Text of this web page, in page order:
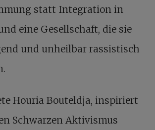
statt Integration in
eine Gesellschaft, die sie
und unheilbar rassistisch
Houria Bouteldja, inspiriert
Schwarzen Aktivismus